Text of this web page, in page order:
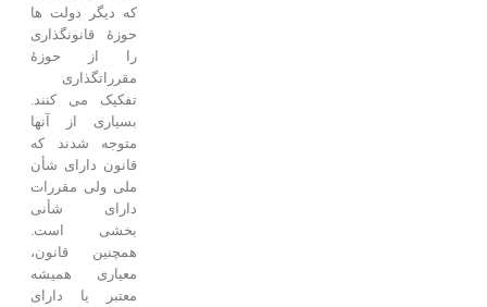
که دیگر دولت ها
حوزۀ قانونگذاری
را از حوزۀ
مقرراتگذاری
تفکیک می کنند.
بسیاری از آنها
متوجه شدند که
قانون دارای شأن
ملی ولی مقررات
دارای شأنی
بخشی است.
همچنین قانون،
معیاری همیشه
معتبر یا دارای